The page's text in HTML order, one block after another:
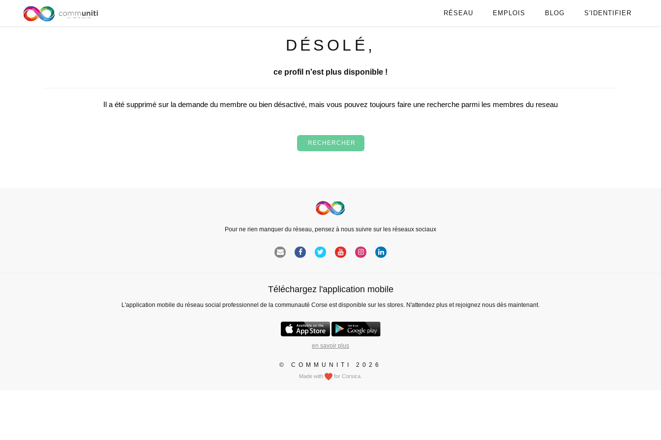
RÉSEAU EMPLOIS BLOG S'IDENTIFIER
DÉSOLÉ,
ce profil n'est plus disponible !
Il a été supprimé sur la demande du membre ou bien désactivé, mais vous pouvez toujours faire une recherche parmi les membres du reseau
RECHERCHER
Pour ne rien manquer du réseau, pensez à nous suivre sur les réseaux sociaux
Téléchargez l'application mobile
L'application mobile du réseau social professionnel de la communauté Corse est disponible sur les stores. N'attendez plus et rejoignez nous dès maintenant.
en savoir plus
© COMMUNITI 2026
Made with for Corsica.